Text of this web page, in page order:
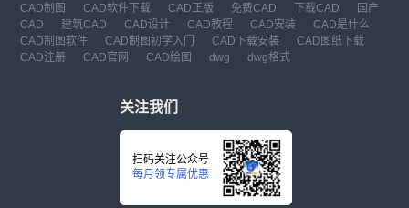
CAD制图 CAD软件下载 CAD正版 免费CAD 下载CAD
国产
CAD
建筑CAD CAD设计 CAD教程 CAD安装
CAD是什么
CAD制图软件
CAD制图初学入门 CAD下载安装
CAD图纸下载
CAD注册
CAD官网 CAD绘图 dwg dwg格式
关注我们
扫码关注公众号
每月领专属优惠